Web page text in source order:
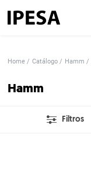
Home Catálogo Hamm
Hamm
Filtros